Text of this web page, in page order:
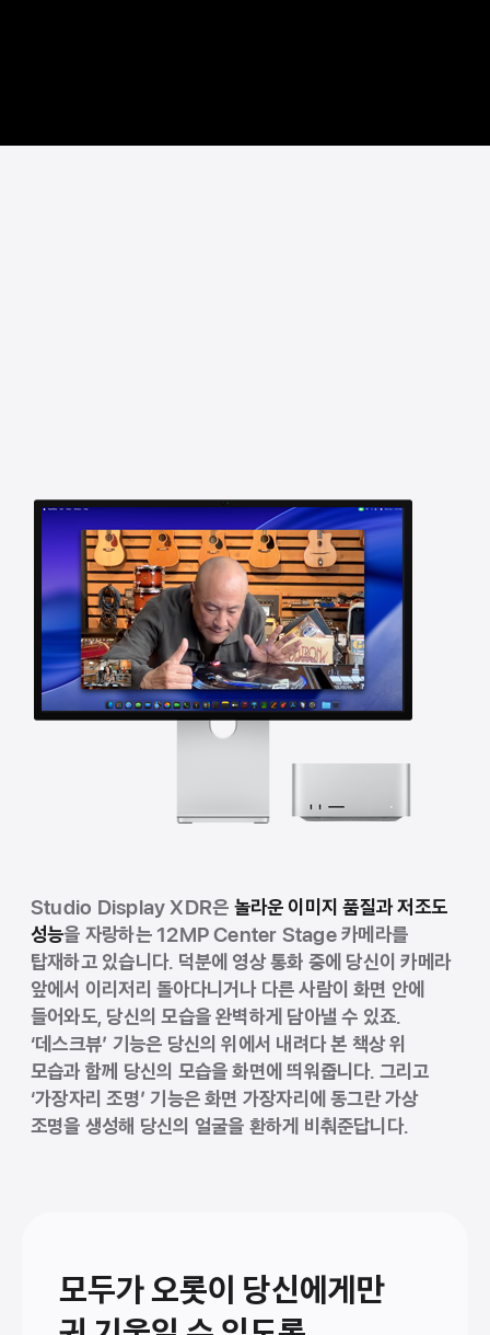
Studio Display XDR은 놀라운 이미지 품질과 저조도
성능을 자랑하는 12MP Center Stage 카메라를
탑재하고 있습니다. 덕분에 영상 통화 중에 당신이 카메라
앞에서 이리저리 돌아다니거나 다른 사람이 화면 안에
들어와도, 당신의 모습을 완벽하게 담아낼 수 있죠.
‘데스크뷰’ 기능은 당신의 위에서 내려다 본 책상 위
모습과 함께 당신의 모습을 화면에 띄워줍니다. 그리고
‘가장자리 조명’ 기능은 화면 가장자리에 동그란 가상
조명을 생성해 당신의 얼굴을 환하게 비춰준답니다.
모두가 오롯이 당신에게만